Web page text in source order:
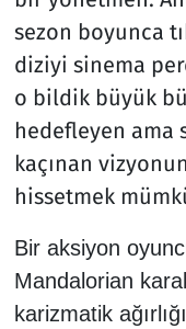
sezon boyunca
diziyi sinema
o bildik büyük
hedefleyen ama
kaçınan
hissetmek
​Bir aksiyon
Mandalorian
karizmatik